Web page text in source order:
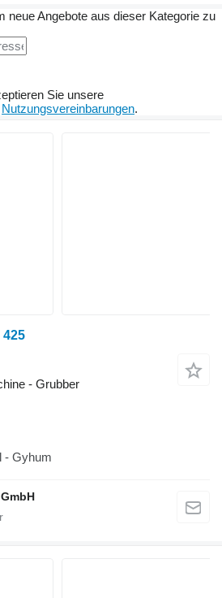
neue Angebote aus dieser Kategorie zu
Sie unsere
Nutzungsvereinbarungen.
425
- Grubber
- Gyhum